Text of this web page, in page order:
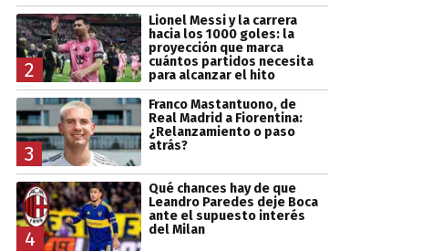
2
Lionel Messi y la carrera
hacia los 1000 goles: la
proyección que marca
cuántos partidos necesita
para alcanzar el hito
3
Franco Mastantuono, de
Real Madrid a Fiorentina:
¿Relanzamiento o paso
atrás?
4
Qué chances hay de que
Leandro Paredes deje Boca
ante el supuesto interés
del Milan